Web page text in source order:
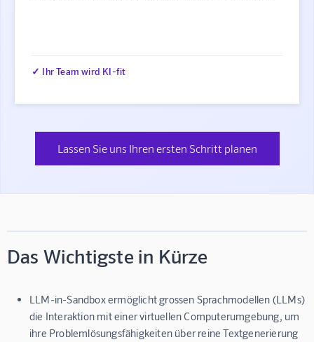
✓ Ihr Team wird KI-fit
Lassen Sie uns Ihren ersten Schritt planen
Das Wichtigste in Kürze
LLM-in-Sandbox ermöglicht grossen Sprachmodellen (LLMs)
die Interaktion mit einer virtuellen Computerumgebung, um
ihre Problemlösungsfähigkeiten über reine Textgenerierung